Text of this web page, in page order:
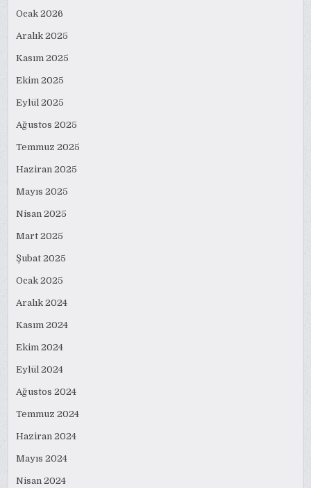
Ocak 2026
Aralık 2025
Kasım 2025
Ekim 2025
Eylül 2025
Ağustos 2025
Temmuz 2025
Haziran 2025
Mayıs 2025
Nisan 2025
Mart 2025
Şubat 2025
Ocak 2025
Aralık 2024
Kasım 2024
Ekim 2024
Eylül 2024
Ağustos 2024
Temmuz 2024
Haziran 2024
Mayıs 2024
Nisan 2024